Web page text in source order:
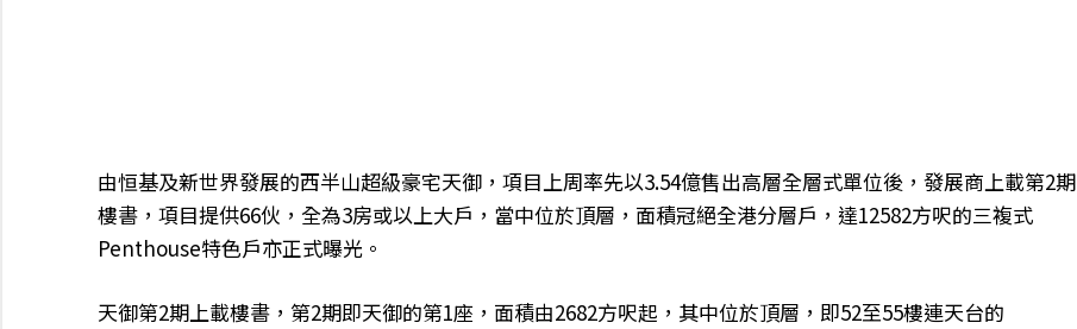
由恒基及新世界發展的西半山超級豪宅天御，項目上周率先以3.54億售出高層全層式單位後，發展商上載第2期
樓書，項目提供66伙，全為3房或以上大戶，當中位於頂層，面積冠絕全港分層戶，達12582方呎的三複式
Penthouse特色戶亦正式曝光。
天御第2期上載樓書，第2期即天御的第1座，面積由2682方呎起，其中位於頂層，即52至55樓連天台的